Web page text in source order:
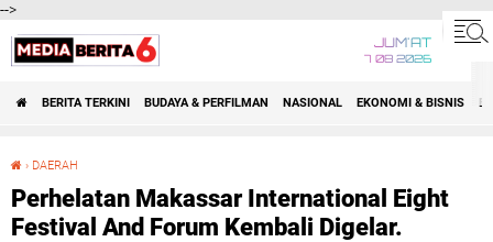
-->
JUM'AT
7 08 2026
BERITA TERKINI BUDAYA & PERFILMAN NASIONAL EKONOMI & BISNIS
› DAERAH
Perhelatan Makassar International Eight
Festival And Forum Kembali Digelar.